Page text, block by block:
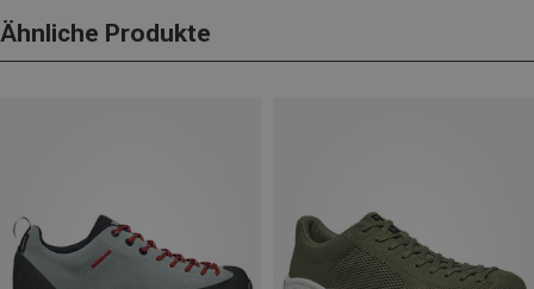
Ähnliche Produkte